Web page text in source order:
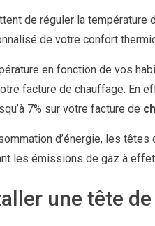
de réguler la température
de votre confort
en fonction de vos
facture de chauffage. En
7% sur votre facture de
d’énergie, les
les émissions de gaz à
une tête